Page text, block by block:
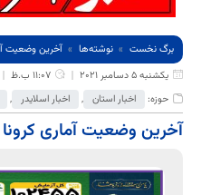
برگ نخست نوشته‌ها
آخرین وضعیت
یکشنبه 5 دسامبر 2021
11:07 ب.ظ
حوزه:
اخبار استان , اخبار اسلایدر ,
آخرین وضعیت آماری